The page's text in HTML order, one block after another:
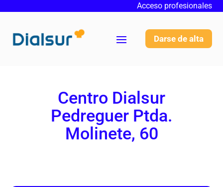
Acceso profesionales
Darse de alta
Centro Dialsur
Pedreguer Ptda.
Molinete, 60